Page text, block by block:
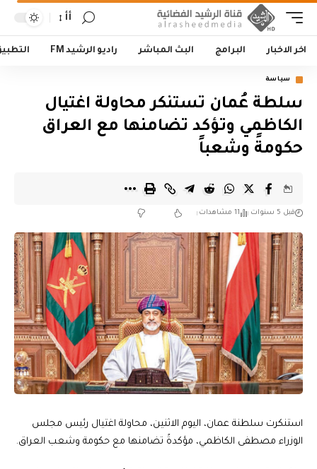
أأ
اخر الاخبار البرامج البث المباشر راديو الرشيد FM
سياسة
سلطة عُمان تستنكر محاولة اغتيال
الكاظمي وتؤكد تضامنها مع العراق
حكومةً وشعباً
قبل 5 سنوات 11 مشاهدات
استنكرت سلطنة عمان، اليوم الاثنين، محاولة اغتيال رئيس مجلس
الوزراء مصطفى الكاظمي، مؤكدةً تضامنها مع حكومة وشعب العراق.